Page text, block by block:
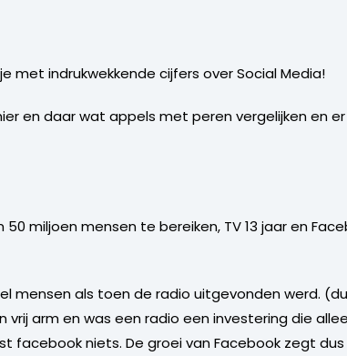
met indrukwekkende cijfers over Social Media!
en daar wat appels met peren vergelijken en
miljoen mensen te bereiken, TV 13 jaar en
mensen als toen de radio uitgevonden werd.
arm en was een radio een investering die
facebook niets. De groei van Facebook zegt